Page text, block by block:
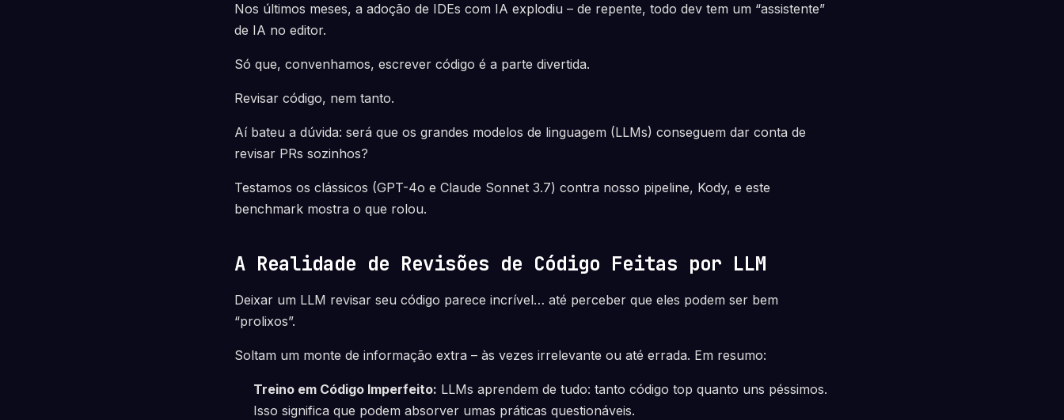
Nos últimos meses, a adoção de IDEs com IA explodiu – de repente, todo dev tem um “assistente”
de IA no editor.
Só que, convenhamos, escrever código é a parte divertida.
Revisar código, nem tanto.
Aí bateu a dúvida: será que os grandes modelos de linguagem (LLMs) conseguem dar conta de
revisar PRs sozinhos?
Testamos os clássicos (GPT-4o e Claude Sonnet 3.7) contra nosso pipeline, Kody, e este
benchmark mostra o que rolou.
A Realidade de Revisões de Código Feitas por LLM
Deixar um LLM revisar seu código parece incrível… até perceber que eles podem ser bem
“prolixos”.
Soltam um monte de informação extra – às vezes irrelevante ou até errada. Em resumo:
Treino em Código Imperfeito: LLMs aprendem de tudo: tanto código top quanto uns péssimos.
Isso significa que podem absorver umas práticas questionáveis.